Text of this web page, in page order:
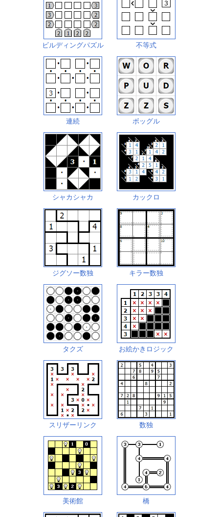
ビルディングパズル 不等式
連続 ボッグル
シャカシャカ カックロ
ジグソー数独 キラー数独
タクズ お絵かきロジック
スリザーリンク 数独
美術館 橋